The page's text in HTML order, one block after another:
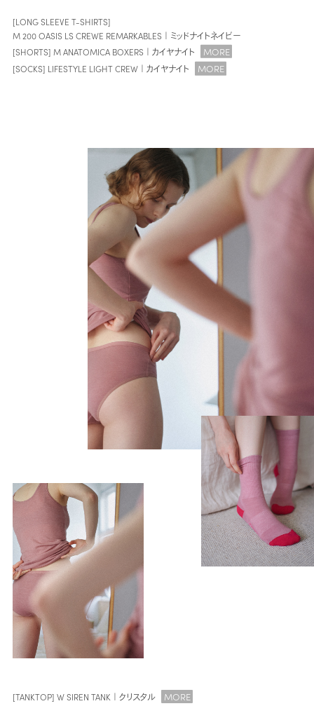
[LONG SLEEVE T-SHIRTS]
M 200 OASIS LS CREWE REMARKABLES｜ミッドナイトネイビー
[SHORTS] M ANATOMICA BOXERS｜カイヤナイト
MORE
[SOCKS] LIFESTYLE LIGHT CREW｜カイヤナイト MORE
[TANKTOP] W SIREN TANK｜クリスタル MORE